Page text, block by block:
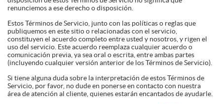
renunciemos a ese derecho o disposición.
Estos Términos de Servicio, junto con las políticas o reglas que
publiquemos en este sitio o relacionadas con el servicio,
constituyen el acuerdo completo entre usted y nosotros, y rigen el
uso del servicio. Este acuerdo reemplaza cualquier acuerdo o
comunicación previa, ya sea oral o escrita, entre ambas partes
(incluyendo cualquier versión anterior de los Términos de Servicio).
Si tiene alguna duda sobre la interpretación de estos Términos de
Servicio, por favor, no dude en ponerse en contacto con nuestra
área de atención al cliente, quienes estarán encantados de ayudarle.